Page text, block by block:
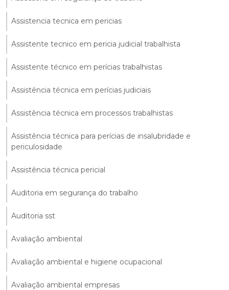
Assistencia tecnica em pericias
Assistente tecnico em pericia judicial trabalhista
Assistente técnico em perícias trabalhistas
Assistência técnica em perícias judiciais
Assistência técnica em processos trabalhistas
Assistência técnica para perícias de insalubridade e
periculosidade
Assistência técnica pericial
Auditoria em segurança do trabalho
Auditoria sst
Avaliação ambiental
Avaliação ambiental e higiene ocupacional
Avaliação ambiental empresas